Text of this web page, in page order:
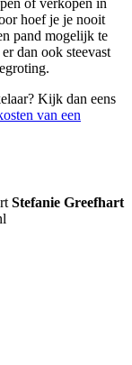
of verkopen in
hoef je je nooit
pand mogelijk te
dan ook steevast
Kijk dan eens
van een
Stefanie Greefhart